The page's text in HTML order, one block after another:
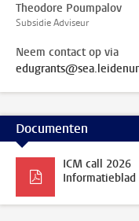
Theodore Poumpalov
Subsidie Adviseur
Neem contact op via
Documenten
ICM call 2026
Informatieblad